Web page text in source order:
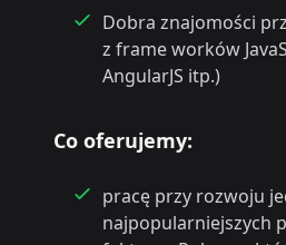
Dobra znajomości
z frame worków
AngularJS itp.)
Co oferujemy:
pracę przy rozwoju
najpopularniejszych